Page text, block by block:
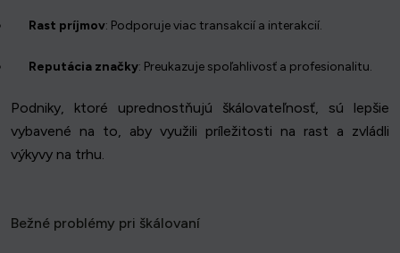
Rast príjmov: Podporuje viac transakcií a interakcií.
Reputácia značky: Preukazuje spoľahlivosť a profesionalitu.
Podniky, ktoré uprednostňujú škálovateľnosť, sú lepšie
vybavené na to, aby využili príležitosti na rast a zvládli
výkyvy na trhu.
Bežné problémy pri škálovaní